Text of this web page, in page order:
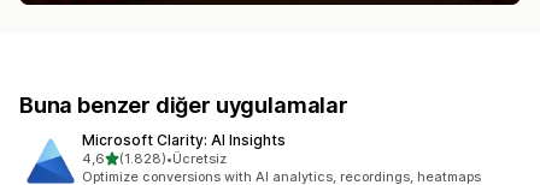
Buna benzer diğer uygulamalar
Microsoft Clarity: AI Insights
4,65 yıldız üzerinden
(1.828)
toplam 1828 değerlendirme
•Ücretsiz
Optimize conversions with AI analytics, recordings, heatmaps